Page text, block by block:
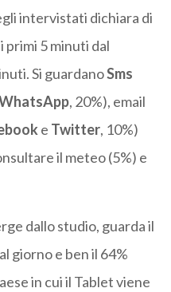
intervistati dichiara di
5 minuti dal
Si guardanoSms
, 20%), email
e Twitter, 10%)
il meteo (5%) e
dallo studio, guarda il
giorno e ben il 64%
in cui il Tablet viene